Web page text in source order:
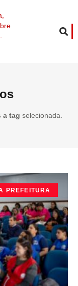
a tag selecionada.
PREFEITURA